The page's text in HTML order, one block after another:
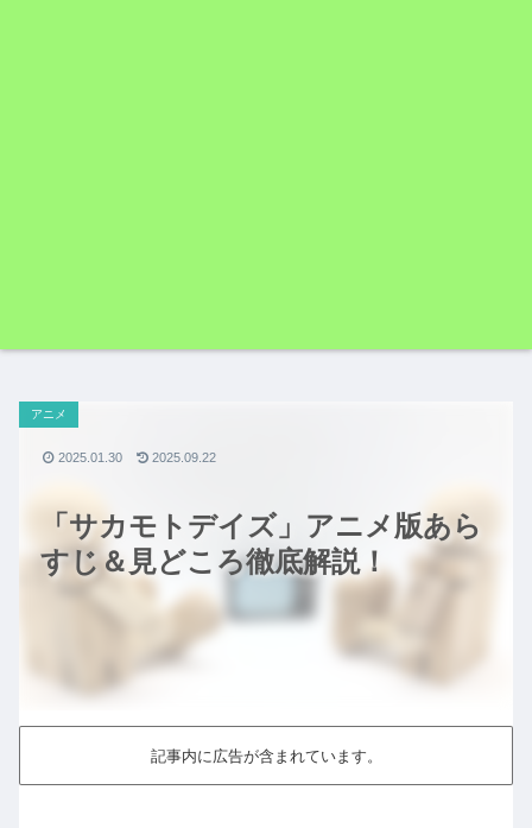
「サカモトデイズ」アニメ版あら
すじ＆見どころ徹底解説！
アニメ
2025.01.30 2025.09.22
記事内に広告が含まれています。